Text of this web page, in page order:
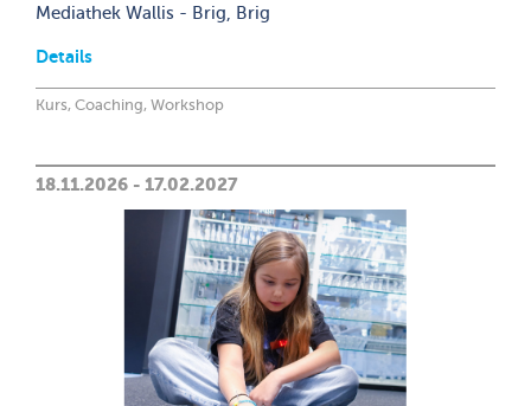
Mediathek Wallis - Brig, Brig
Details
Kurs, Coaching, Workshop
18.11.2026 - 17.02.2027